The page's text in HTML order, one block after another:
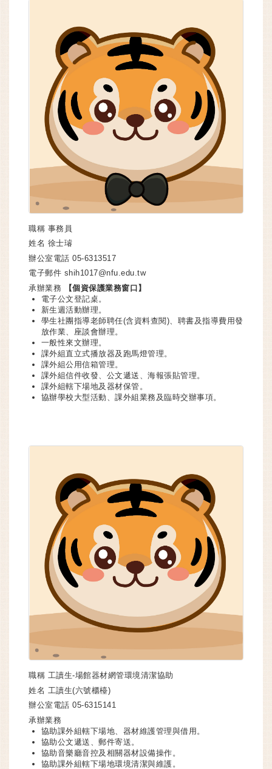
職稱 事務員
姓名 徐士璿
辦公室電話 05-6313517
電子郵件 shih1017@nfu.edu.tw
承辦業務
【個資保護業務窗口】
電子公文登記桌。
新生週活動辦理。
學生社團指導老師聘任(含資料查閱)、聘書及指導費用發
放作業、座談會辦理。
一般性來文辦理。
課外組直立式播放器及跑馬燈管理。
課外組公用信箱管理。
課外組信件收發、公文遞送、海報張貼管理。
課外組轄下場地及器材保管。
協辦學校大型活動、課外組業務及臨時交辦事項。
職稱 工讀生-場館器材網管環境清潔協助
姓名 工讀生(六號櫃檯)
辦公室電話 05-6315141
承辦業務
協助課外組轄下場地、器材維護管理與借用。
協助公文遞送、郵件寄送。
協助音樂廳音控及相關器材設備操作。
協助課外組轄下場地環境清潔與維護。